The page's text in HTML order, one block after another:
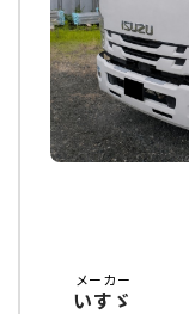
メーカー
いすゞ